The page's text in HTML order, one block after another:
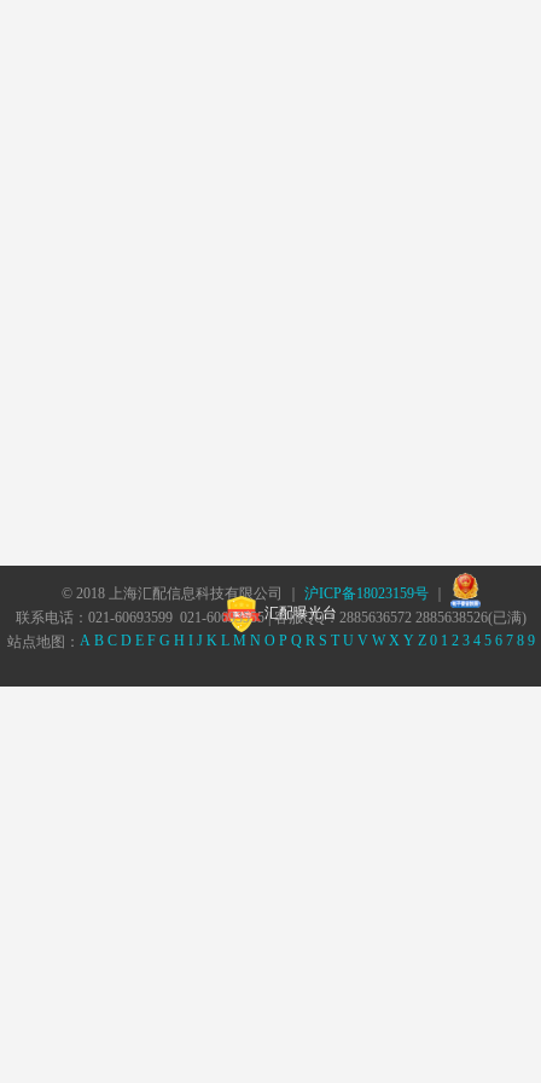
© 2018 上海汇配信息科技有限公司 ｜ 沪ICP备18023159号｜
汇配曝光台
联系电话：021-60693599 021-60693555 | 客服QQ：2885636572 2885638526(已满)
站点地图： A B C D E F G H I J K L M N O P Q R S T U V W X Y Z 0 1 2 3 4 5 6 7 8 9